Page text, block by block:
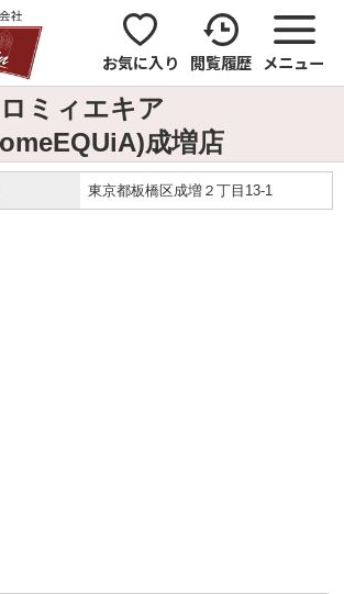
お気に入り 閲覧履歴 メニュー
ミィエキア
成増店
東京都板橋区成増２丁目13-1